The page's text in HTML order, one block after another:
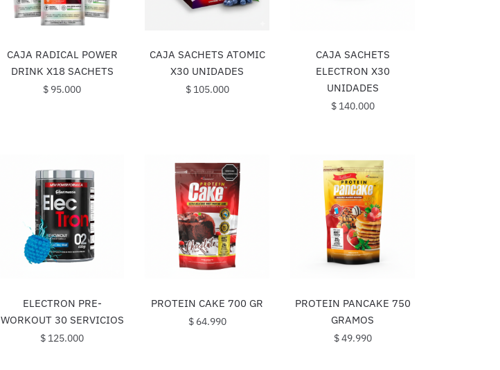
CAJA RADICAL POWER
DRINK X18 SACHETS
$ 95.000
CAJA SACHETS ATOMIC
X30 UNIDADES
$105.000
CAJA SACHETS
ELECTRON X30
UNIDADES
$140.000
ELECTRON PRE-
WORKOUT 30 SERVICIOS
$ 125.000
PROTEIN CAKE 700 GR
$64.990
PROTEIN PANCAKE 750
GRAMOS
$49.990